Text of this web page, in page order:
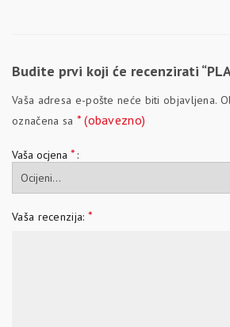
Budite prvi koji će recenzirati
Vaša adresa e-pošte neće biti objavljena.
označena sa * (obavezno)
Vaša ocjena *
Vaša recenzija: *